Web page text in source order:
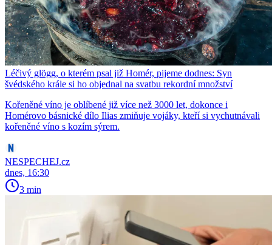
Léčivý glögg, o kterém psal již Homér, pijeme dodnes: Syn
švédského krále si ho objednal na svatbu rekordní množství
Kořeněné víno je oblíbené již více než 3000 let, dokonce i
Homérovo básnické dílo Ilias zmiňuje vojáky, kteří si vychutnávali
kořeněné víno s kozím sýrem.
NESPECHEJ.cz
dnes, 16:30
3 min